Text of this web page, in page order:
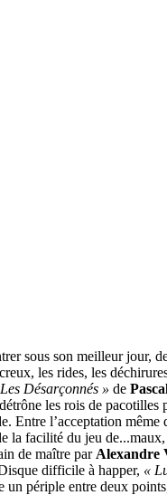
sous son meilleur jour,
les rides, les
Désarçonnés » de
les rois de pacotilles
Entre l’acceptation
la facilité du jeu
de maître par Alexandre
difficile à happer, «
périple entre deux